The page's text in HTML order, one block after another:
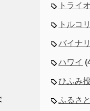
トライ
トルコ
バイナ
ハワイ
ひふみ
ふるさ